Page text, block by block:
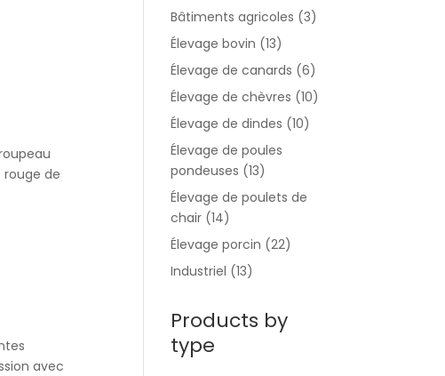
de
avec
Bâtiments agricoles (3)
Élevage bovin (13)
Élevage de canards (6)
Élevage de chèvres (10)
Élevage de dindes (10)
Élevage de poules
pondeuses (13)
Élevage de poulets de
chair (14)
Élevage porcin (22)
Industriel (13)
Products by
type